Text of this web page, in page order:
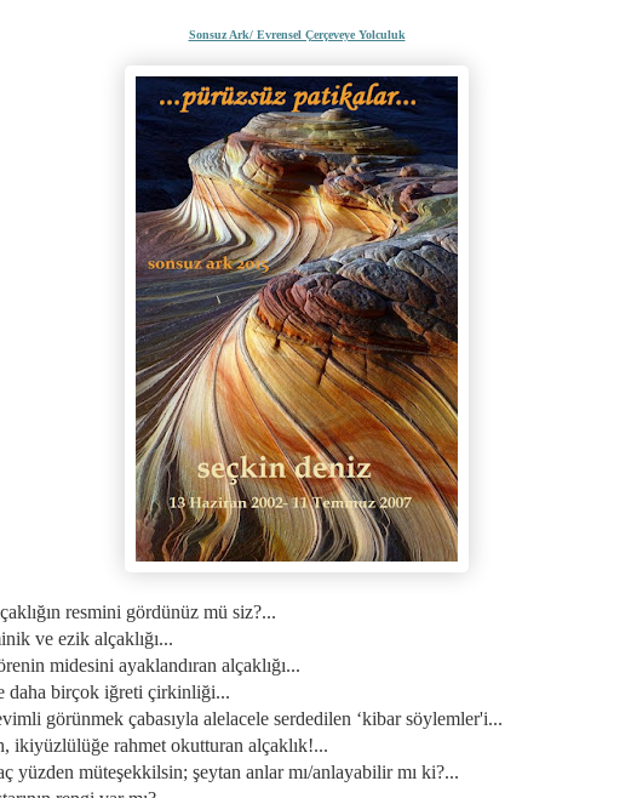
Sonsuz Ark/ Evrensel Çerçeveye Yolculuk
resmini gördünüz mü siz?...
ve ezik alçaklığı...
midesini ayaklandıran alçaklığı...
daha birçok iğreti çirkinliği...
görünmek çabasıyla alelacele serdedilen ‘kibar söylemler'i...
ikiyüzlülüğe rahmet okutturan alçaklık!...
yüzden müteşekkilsin; şeytan anlar mı/anlayabilir mı ki?...